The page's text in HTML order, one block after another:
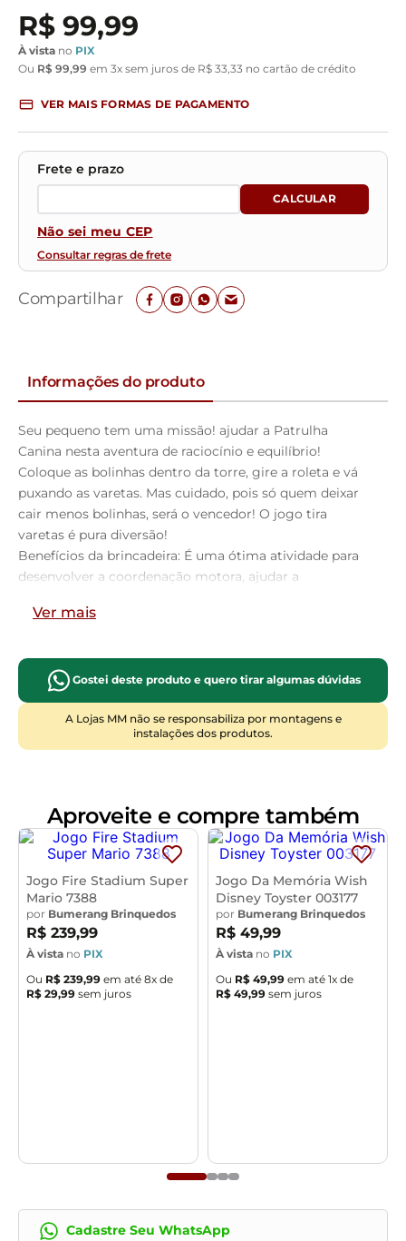
R$ 99,99
À vista no PIX
Ou R$ 99,99 em 3x sem juros de R$ 33 33 no cartão de crédito
VER MAIS FORMAS DE PAGAMENTO
Não sei meu CEP
Consultar regras de frete
Compartilhar
Informações do produto
Seu pequeno tem uma missão! ajudar a Patrulha
Canina nesta aventura de raciocínio e equilíbrio!
Coloque as bolinhas dentro da torre, gire a roleta e vá
puxando as varetas. Mas cuidado, pois só quem deixar
cair menos bolinhas, será o vencedor! O jogo tira
varetas é pura diversão!
Benefícios da brincadeira: É uma ótima atividade para
desenvolver a coordenação motora, ajudar a
concentração. Esses benefícios vão ajudar seu pequeno
tomar decisões.
Faixa Etária: 4+ anos.
Contém: 1 Torre, 1 base, 1 roleta, 20 bolinhas, 24 varetas,
1 Manual de instruções e 1 folha de adesivo.
De 2 a 4 Participantes
Ver mais
Gostei deste produto e quero tirar algumas dúvidas
A Lojas MM não se responsabiliza por montagens e
instalações dos produtos.
Aproveite e compre também
Jogo Fire Stadium Super
Mario 7388
por Bumerang Brinquedos
R$ 239,99
À vista no PIX
Ou R$ 239,99 em até 8x de
R$ 29,99 sem juros
Jogo Da Memória Wish
Disney Toyster 003177
por Bumerang Brinquedos
R$ 49,99
À vista no PIX
Ou R$ 49,99 em até 1x de
R$ 49,99 sem juros
Cadastre Seu WhatsApp